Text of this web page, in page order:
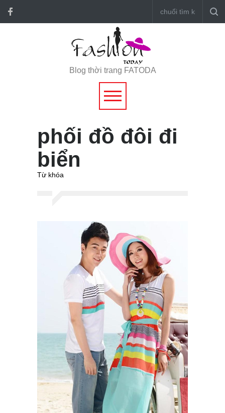
Blog thời trang FATODA
phối đồ đôi đi
biển
Từ khóa